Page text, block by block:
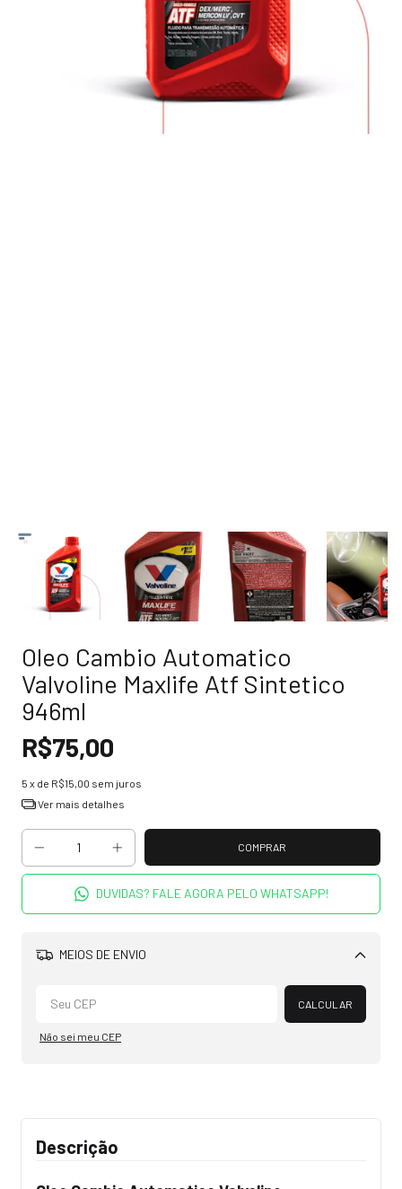
Oleo Cambio Automatico
Valvoline Maxlife Atf Sintetico
946ml
R$75,00
5 x de R$15,00 sem juros
Ver mais detalhes
DUVIDAS? FALE AGORA PELO WHATSAPP!
MEIOS DE ENVIO
Alterar CEP
CALCULAR
Não sei meu CEP
Descrição